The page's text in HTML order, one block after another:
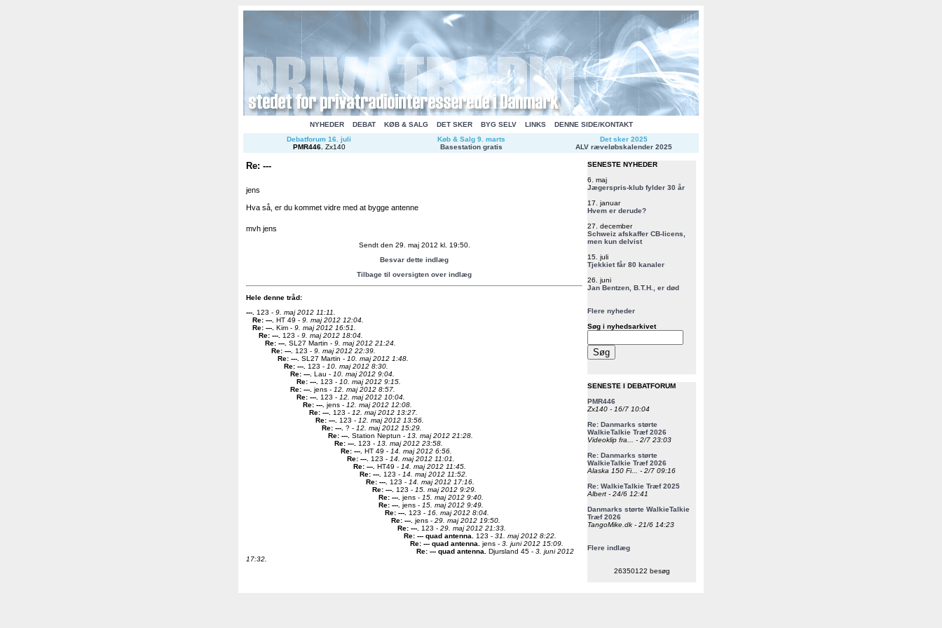
NYHEDER DEBAT KØB & SALG DET SKER BYG SELV LINKS
DENNE SIDE/KONTAKT
Debatforum 16. juli
PMR446. Zx140
Køb & Salg 9. marts
Basestation gratis
Det sker 2025
ALV ræveløbskalender 2025
Re: ---
jens
Hva så, er du kommet vidre med at bygge antenne
mvh jens
Sendt den 29. maj 2012 kl. 19:50.
Besvar dette indlæg
Tilbage til oversigten over indlæg
Hele denne tråd:
---
123 - 9. maj 2012 11:11.
Re: --- HT 49 - 9. maj 2012 12:04.
Re: --- Kim - 9. maj 2012 16:51.
Re: ---
123 - 9. maj 2012 18:04.
Re: --- SL27 Martin - 9. maj 2012 21:24.
Re: ---
123 - 9. maj 2012 22:39.
Re: --- SL27 Martin - 10. maj 2012 1:48.
Re: ---
123 - 10. maj 2012 8:30.
Re: --- Lau - 10. maj 2012 9:04.
Re: ---
123 - 10. maj 2012 9:15.
Re: --- jens - 12. maj 2012 8:57.
Re: ---
123 - 12. maj 2012 10:04.
Re: --- jens - 12. maj 2012 12:08.
Re: ---
123 - 12. maj 2012 13:27.
Re: ---
123 - 12. maj 2012 13:56.
Re: --- ? - 12. maj 2012 15:29.
Re: --- Station Neptun - 13. maj 2012 21:28.
Re: ---
123 - 13. maj 2012 23:58.
Re: --- HT 49 - 14. maj 2012 6:56.
Re: ---
123 - 14. maj 2012 11:01.
Re: --- HT49 - 14. maj 2012 11:45.
Re: ---
123 - 14. maj 2012 11:52.
Re: ---
123 - 14. maj 2012 17:16.
Re: ---
123 - 15. maj 2012 9:29.
Re: --- jens - 15. maj 2012 9:40.
Re: --- jens - 15. maj 2012 9:49.
Re: ---
123 - 16. maj 2012 8:04.
Re: --- jens - 29. maj 2012 19:50.
Re: ---
123 - 29. maj 2012 21:33.
Re: --- quad antenna
123 - 31. maj 2012 8:22.
Re: --- quad antenna
jens - 3. juni 2012 15:09.
Re: --- quad antenna
Djursland 45 - 3. juni 2012
17:32.
SENESTE NYHEDER
6. maj
Jægerspris-klub fylder 30 år
17. januar
Hvem er derude?
27. december
Schweiz afskaffer CB-licens,
men kun delvist
15. juli
Tjekkiet får 80 kanaler
26. juni
Jan Bentzen, B.T.H., er død
Flere nyheder
Søg i nyhedsarkivet
SENESTE I DEBATFORUM
PMR446
Zx140 - 16/7 10:04
Re: Danmarks størte
WalkieTalkie Træf 2026
Videoklip fra... - 2/7 23:03
Re: Danmarks størte
WalkieTalkie Træf 2026
Alaska 150 Fi... - 2/7 09:16
Re: WalkieTalkie Træf 2025
Albert - 24/6 12:41
Danmarks størte WalkieTalkie
Træf 2026
TangoMike.dk - 21/6 14:23
Flere indlæg
26350122 besøg